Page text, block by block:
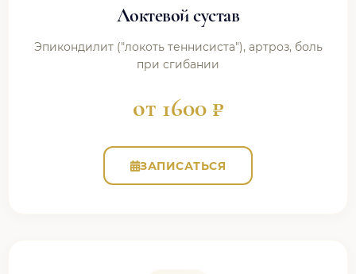
Локтевой сустав
Эпикондилит ("локоть теннисиста"), артроз, боль
при сгибании
от 1600 ₽
ЗАПИСАТЬСЯ